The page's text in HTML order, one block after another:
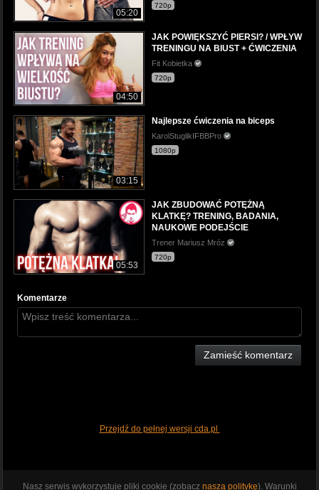
05:20
720p
04:50
JAK POWIĘKSZYĆ PIERSI? / WPŁYW
TRENINGU NA BIUST + ĆWICZENIA
Fit Kobietka
720p
03:15
Najlepsze ćwiczenia na biceps
KarolStuglikIFBBPro
1080p
05:53
JAK ZBUDOWAĆ POTĘŻNĄ
KLATKĘ? TRENING, BADANIA,
NAUKOWE PODEJŚCIE
Trener Mariusz Mróz
720p
Komentarze
Zamieść komentarz
Przejdź do pełnej wersji cda.pl
Nasz serwis wykorzystuje pliki cookie (zobacz naszą politykę). Warunki